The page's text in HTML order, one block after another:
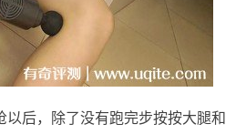
以后，除了没有跑完步按按大腿和